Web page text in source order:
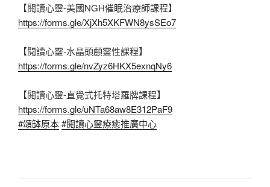
【閱讀心靈-美國NGH催眠治療師課程】
https://forms.gle/XjXh5XKFWN8ysSEo7
【閱讀心靈-水晶頭顱靈性課程】
https://forms.gle/nvZyz6HKX5exnqNy6
【閱讀心靈-直覺式托特塔羅牌課程】
https://forms.gle/uNTa68aw8E312PaF9
#頌缽原本#閱讀心靈療癒推廣中心